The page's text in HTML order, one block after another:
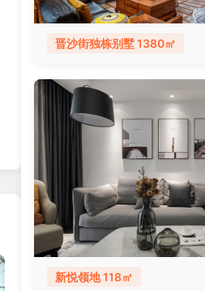
晋沙街独栋别墅 1380㎡
新悦领地 118㎡